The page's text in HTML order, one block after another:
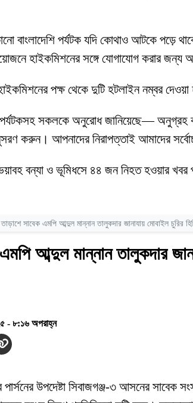
বাংলাদেশি পর্যটক যদি কোথাও আটকে পড়ে
হাইকমিশনের সঙ্গে যোগাযোগ করার জন্য
পক্ষ থেকে দুটি হটলাইন নম্বর
পর্যটকসহ সকলকে অনুরোধ জানিয়েছে— অনুগ্রহ
করুন। আপনাদের নিরাপত্তাই আমাদের
বন্যা ও ভূমিধসে ৪৪ জন নিহত হওয়ার খবর
তাড়াশে সাবেক এমপি আব্দুল মান্নান তালুকদার জানাযায় মোবাইল চুরির
আব্দুল মান্নান তালুকদার
- ৮:১৬ অপরাহ্ন
পার্সনের উপদেষ্টা সিবাজগঞ্জ-৩ আসনের